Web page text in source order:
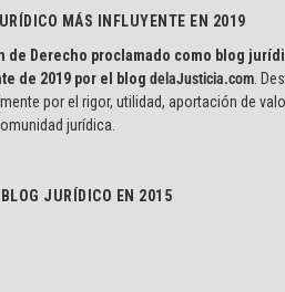
MÁS INFLUYENTE EN 2019
de Derecho proclamado como blog
de 2019 por el blog delaJusticia.com.
por el rigor, utilidad, aportación de
jurídica.
JURÍDICO EN 2015